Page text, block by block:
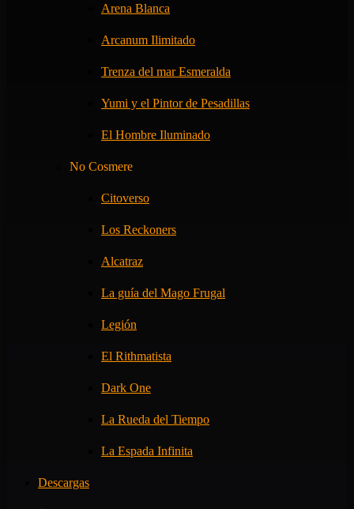
Arena Blanca
Arcanum Ilimitado
Trenza del mar Esmeralda
Yumi y el Pintor de Pesadillas
El Hombre Iluminado
No Cosmere
Citoverso
Los Reckoners
Alcatraz
La guía del Mago Frugal
Legión
El Rithmatista
Dark One
La Rueda del Tiempo
La Espada Infinita
Descargas